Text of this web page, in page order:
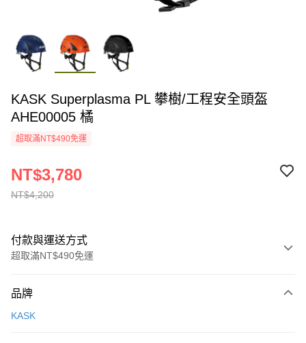
KASK Superplasma PL 攀樹/工程安全頭盔
AHE00005 橘
超取滿NT$490免運
NT$4,200
NT$3,780
付款與運送方式
超取滿NT$490免運
信用卡一次付款
品牌
KASK